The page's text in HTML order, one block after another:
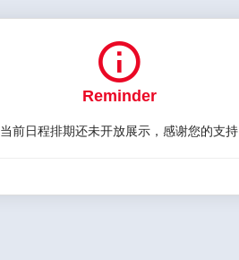

Reminder
当前日程排期还未开放展示，感谢您的支持